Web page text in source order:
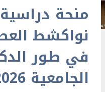
منحة
نواكشط
في طور
الجامعية 2026-2027